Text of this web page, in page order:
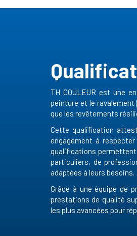
TH COULEUR est une
peinture et le
que les revêtements
Cette qualification
engagement à
qualifications permettent
particuliers, de
adaptées à leurs besoins.
Grâce à une équipe de
prestations de qualité
les plus avancées pour